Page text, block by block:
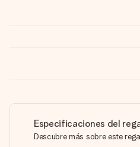
Especificaciones del
Descubre más sobre este